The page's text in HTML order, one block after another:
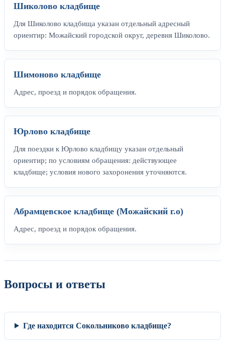
Шиколово кладбище
Для Шиколово кладбища указан отдельный адресный
ориентир: Можайский городской округ, деревня Шиколово.
Шимоново кладбище
Адрес, проезд и порядок обращения.
Юрлово кладбище
Для поездки к Юрлово кладбищу указан отдельный
ориентир; по условиям обращения: действующее
кладбище; условия нового захоронения уточняются.
Абрамцевское кладбище (Можайский г.о)
Адрес, проезд и порядок обращения.
Вопросы и ответы
Где находится Сокольниково кладбище?